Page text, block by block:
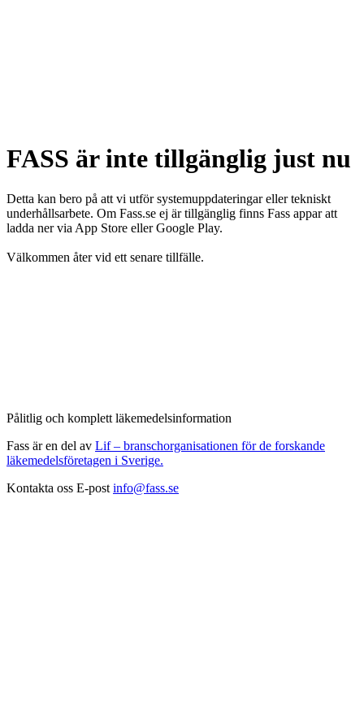
FASS är inte tillgänglig just nu
Detta kan bero på att vi utför systemuppdateringar eller tekniskt
underhållsarbete. Om Fass.se ej är tillgänglig finns Fass appar att
ladda ner via App Store eller Google Play.
Välkommen åter vid ett senare tillfälle.
Pålitlig och komplett läkemedelsinformation
Fass är en del av Lif – branschorganisationen för de forskande
läkemedelsföretagen i Sverige.
Kontakta oss E-post info@fass.se